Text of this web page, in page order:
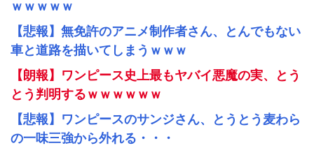
ｗｗｗｗｗ
【悲報】無免許のアニメ制作者さん、とんでもない
車と道路を描いてしまうｗｗｗ
【朗報】ワンピース史上最もヤバイ悪魔の実、とう
とう判明するｗｗｗｗｗｗ
【悲報】ワンピースのサンジさん、とうとう麦わら
の一味三強から外れる・・・